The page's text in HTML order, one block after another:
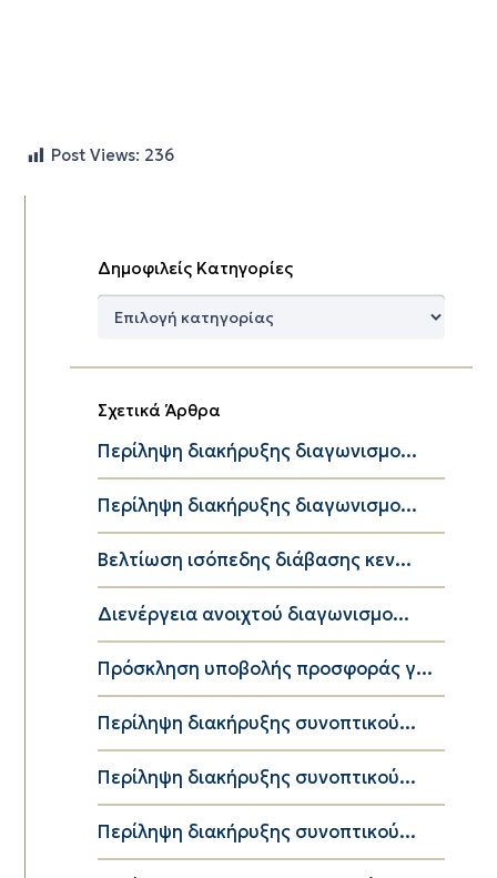
Post Views: 236
Δημοφιλείς Κατηγορίες
Δημοφιλείς
Σχετικά Άρθρα
Περίληψη διακήρυξης διαγωνισμο...
Περίληψη διακήρυξης διαγωνισμο...
Βελτίωση ισόπεδης διάβασης κεν...
Διενέργεια ανοιχτού διαγωνισμο...
Πρόσκληση υποβολής προσφοράς γ...
Περίληψη διακήρυξης συνοπτικού...
Περίληψη διακήρυξης συνοπτικού...
Περίληψη διακήρυξης συνοπτικού...